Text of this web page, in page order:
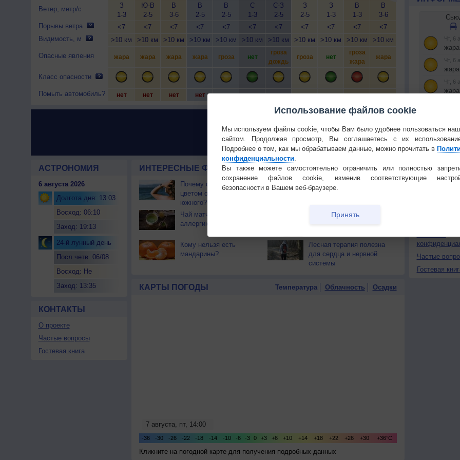
Ветер, метр/с
Порывы ветра
Видимость, м
Опасные явления
Класс опасности
Помыть автомобиль?
З
1-3
<7
>10 км
жара
нет
Ю-В
2-5
<7
>10 км
жара
нет
В
3-6
<7
>10 км
жара
нет
В
2-5
<7
>10 км
жара
нет
В
2-5
<7
>10 км
гроза
нет
С
1-3
<7
>10 км
нет
нет
С-З
2-5
<7
>10 км
гроза
дождь
нет
З
2-5
<7
>10 км
гроза
нет
З
1-3
<7
>10 км
нет
нет
В
1-3
<7
>10 км
гроза
жара
нет
В
3-6
<7
>10 км
жара
нет нет
>10 км
гроза
дождь
нет
АСТРОНОМИЯ
6 августа 2026
Долгота дня: 13:03
Восход: 06:10
Заход: 19:13
24-й лунный день
Посл.четв. 06/08
Восход: Не
Заход: 13:35
КОНТАКТЫ
О проекте
Частые вопросы
Гостевая книга
ИНТЕРЕСНЫЕ ФАКТЫ О ПРИРОДЕ И ЧЕЛОВЕКЕ
Почему северный загар
цветом отличается от
южного?
Букет сирени вреден для
здоровья
Чай матча может помочь
аллергикам
Как шум прибоя попадает
Кому нельзя есть
мандарины?
Лесная терапия полезна
для сердца и нервной
системы
КАРТЫ ПОГОДЫ Температура Облачность Осадки
Кликните на погодной карте для получения подробных данных
РЕКЛАМА
Частые
Гостевая
Использование файлов cookie
Мы используем файлы cookie, чтобы Вам было удобнее пользоваться
сайтом. Продолжая просмотр, Вы соглашаетесь с их
Подробнее о том, как мы обрабатываем данные, можно прочитать в
конфиденциальности.
Вы также можете самостоятельно ограничить или полностью
сохранение файлов cookie, изменив соответствующие
безопасности в Вашем веб-браузере.
Принять